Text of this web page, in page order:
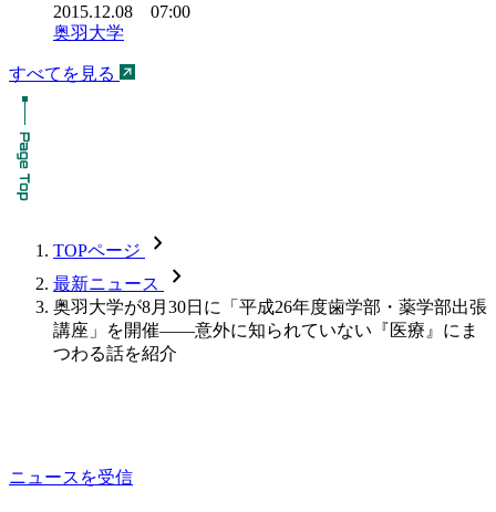
2015.12.08 07:00
奥羽大学
すべてを見る
TOPページ chevron_forward
最新ニュース chevron_forward
奥羽大学が8月30日に「平成26年度歯学部・薬学部出張
講座」を開催――意外に知られていない『医療』にま
つわる話を紹介
ニュースを受信